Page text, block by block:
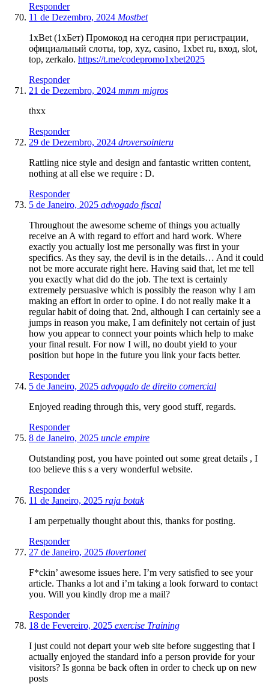
Responder
11 de Dezembro, 2024 Mostbet
1xBet (1хБет) Промокод на сегодня при регистрации,
официальный слоты, top, xyz, casino, 1xbet ru, вход, slot,
top, zerkalo. https://t.me/codepromo1xbet2025
Responder
21 de Dezembro, 2024 mmm migros
thxx
Responder
29 de Dezembro, 2024 droversointeru
Rattling nice style and design and fantastic written content,
nothing at all else we require : D.
Responder
5 de Janeiro, 2025 advogado fiscal
Throughout the awesome scheme of things you actually
receive an A with regard to effort and hard work. Where
exactly you actually lost me personally was first in your
specifics. As they say, the devil is in the details… And it could
not be more accurate right here. Having said that, let me tell
you exactly what did do the job. The text is certainly
extremely persuasive which is possibly the reason why I am
making an effort in order to opine. I do not really make it a
regular habit of doing that. 2nd, although I can certainly see a
jumps in reason you make, I am definitely not certain of just
how you appear to connect your points which help to make
your final result. For now I will, no doubt yield to your
position but hope in the future you link your facts better.
Responder
5 de Janeiro, 2025 advogado de direito comercial
Enjoyed reading through this, very good stuff, regards.
Responder
8 de Janeiro, 2025 uncle empire
Outstanding post, you have pointed out some great details , I
too believe this s a very wonderful website.
Responder
11 de Janeiro, 2025 raja botak
I am perpetually thought about this, thanks for posting.
Responder
27 de Janeiro, 2025 tlovertonet
F*ckin’ awesome issues here. I’m very satisfied to see your
article. Thanks a lot and i’m taking a look forward to contact
you. Will you kindly drop me a mail?
Responder
18 de Fevereiro, 2025 exercise Training
I just could not depart your web site before suggesting that I
actually enjoyed the standard info a person provide for your
visitors? Is gonna be back often in order to check up on new
posts